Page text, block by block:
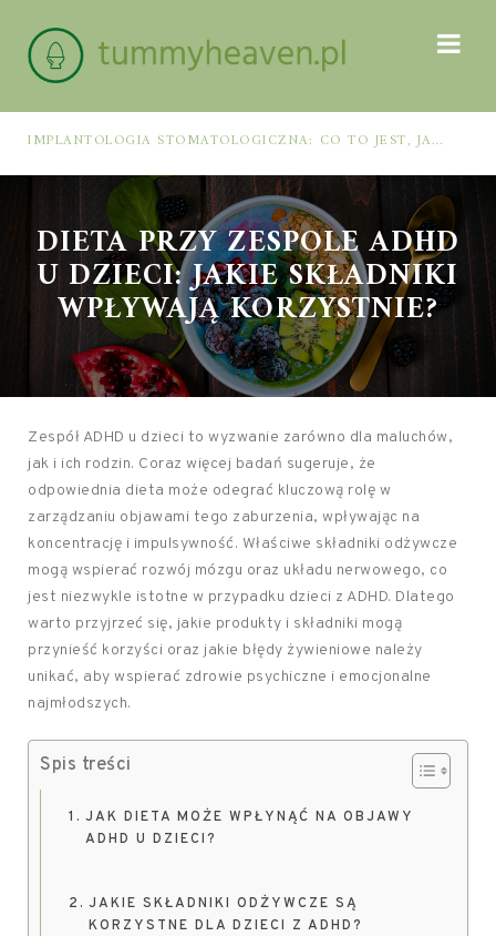
IMPLANTOLOGIA STOMATOLOGICZNA: CO TO JEST, JAK WYGLĄDA PROCES IMPLANTACJI I GOJENIA ORAZ DLA KOGO MA ZASTOSOWANIE
DIETA PRZY ZESPOLE ADHD
U DZIECI: JAKIE SKŁADNIKI
WPŁYWAJĄ KORZYSTNIE?
Zespół ADHD u dzieci to wyzwanie zarówno dla maluchów,
jak i ich rodzin. Coraz więcej badań sugeruje, że
odpowiednia dieta może odegrać kluczową rolę w
zarządzaniu objawami tego zaburzenia, wpływając na
koncentrację i impulsywność. Właściwe składniki odżywcze
mogą wspierać rozwój mózgu oraz układu nerwowego, co
jest niezwykle istotne w przypadku dzieci z ADHD. Dlatego
warto przyjrzeć się, jakie produkty i składniki mogą
przynieść korzyści oraz jakie błędy żywieniowe należy
unikać, aby wspierać zdrowie psychiczne i emocjonalne
najmłodszych.
Spis treści
JAK DIETA MOŻE WPŁYNĄĆ NA OBJAWY
ADHD U DZIECI?
JAKIE SKŁADNIKI ODŻYWCZE SĄ
KORZYSTNE DLA DZIECI Z ADHD?